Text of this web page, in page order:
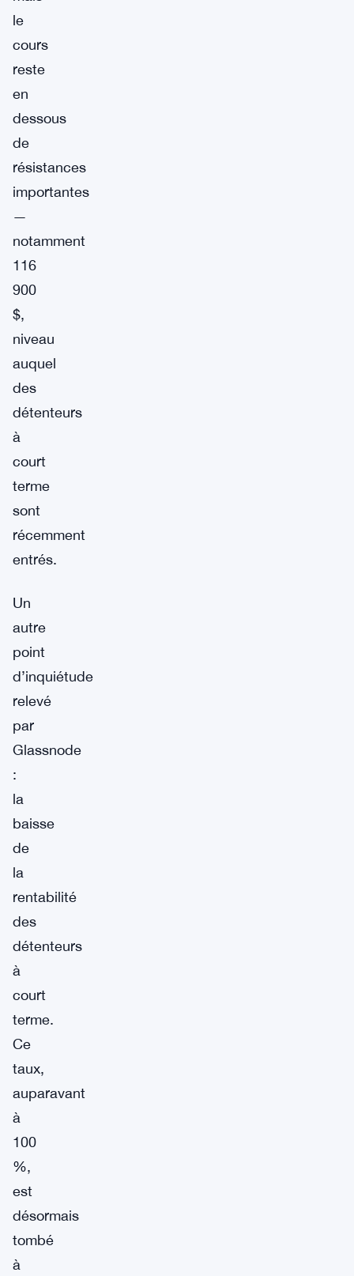
le
cours
reste
en
dessous
de
résistances
importantes
—
notamment
116
900
$,
niveau
auquel
des
détenteurs
à
court
terme
sont
récemment
entrés.
Un
autre
point
d’inquiétude
relevé
par
Glassnode
:
la
baisse
de
la
rentabilité
des
détenteurs
à
court
terme.
Ce
taux,
auparavant
à
100
%,
est
désormais
tombé
à